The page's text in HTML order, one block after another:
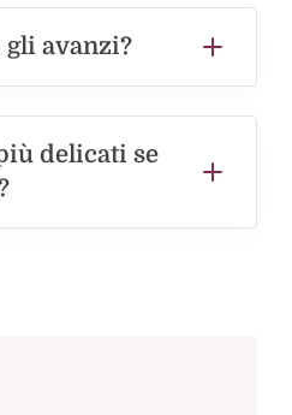
gli avanzi?
delicati se